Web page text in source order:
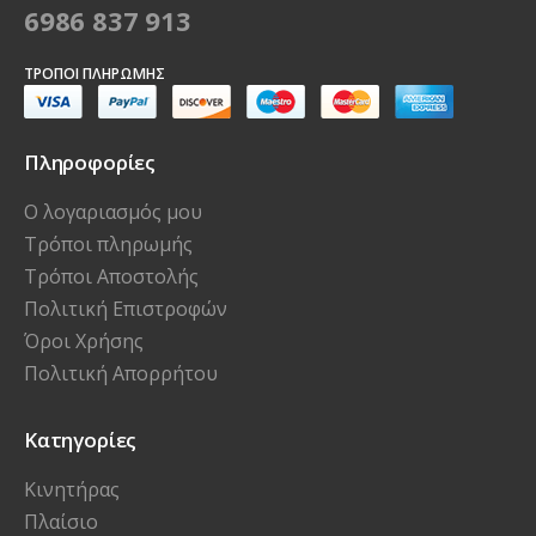
6986 837 913
ΤΡΌΠΟΙ ΠΛΗΡΩΜΉΣ
Πληροφορίες
Ο λογαριασμός μου
Τρόποι πληρωμής
Τρόποι Αποστολής
Πολιτική Επιστροφών
Όροι Χρήσης
Πολιτική Απορρήτου
Κατηγορίες
Κινητήρας
Πλαίσιο